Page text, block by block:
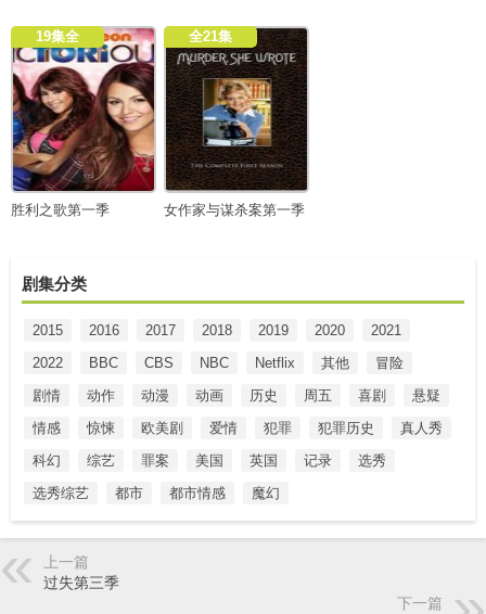
19集全
胜利之歌第一季
全21集
女作家与谋杀案第一季
剧集分类
2015 2016 2017 2018 2019 2020
2021
2022
BBC CBS NBC Netflix 其他
冒险
剧情
动作 动漫 动画 历史 周五 喜剧
悬疑
情感
惊悚 欧美剧 爱情 犯罪 犯罪历史
真人秀
科幻
综艺 罪案 美国 英国 记录
选秀
选秀综艺
都市 都市情感 魔幻
上一篇
过失第三季
下一篇